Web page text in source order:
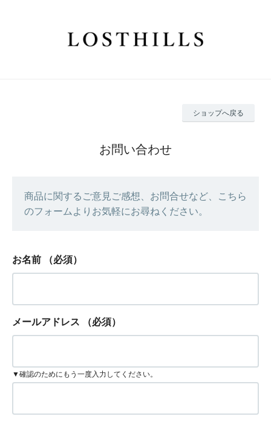
ショップへ戻る
お問い合わせ
商品に関するご意見ご感想、お問合せなど、こちら
のフォームよりお気軽にお尋ねください。
お名前 （必須）
メールアドレス （必須）
▼確認のためにもう一度入力してください。